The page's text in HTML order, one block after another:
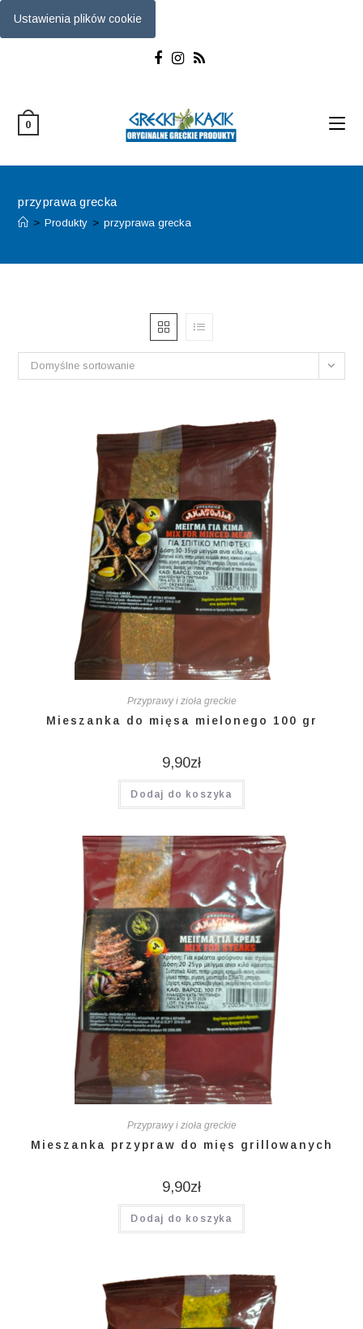
Ustawienia plików cookie
0
przyprawa grecka
> Produkty > przyprawa grecka
Domyślne sortowanie
Przyprawy i zioła greckie
Mieszanka do mięsa mielonego 100 gr
9,90zł
Dodaj do koszyka
Przyprawy i zioła greckie
Mieszanka przypraw do mięs grillowanych
9,90zł
Dodaj do koszyka